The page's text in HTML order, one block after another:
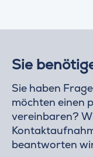
Sie
Sie haben
möchten einen
vereinbaren?
beantworten